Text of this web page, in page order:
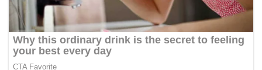
Perlindungan Perempuan dan Anak (PPA) Polres
Karawang serta DP3A Kabupaten Karawang
mengingat LZ masih berstatus anak di bawah umur.
SA pun telah diamankan pihak kepolisian untuk
menjalani pemeriksaan lebih lanjut.(*)